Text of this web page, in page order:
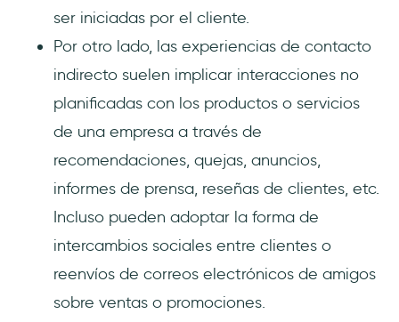
ser iniciadas por el cliente.
Por otro lado, las experiencias de contacto
indirecto suelen implicar interacciones no
planificadas con los productos o servicios
de una empresa a través de
recomendaciones, quejas, anuncios,
informes de prensa, reseñas de clientes, etc.
Incluso pueden adoptar la forma de
intercambios sociales entre clientes o
reenvíos de correos electrónicos de amigos
sobre ventas o promociones.